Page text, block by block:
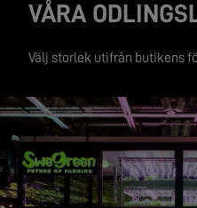
VÅRA
Välj storlek utifrån butikens